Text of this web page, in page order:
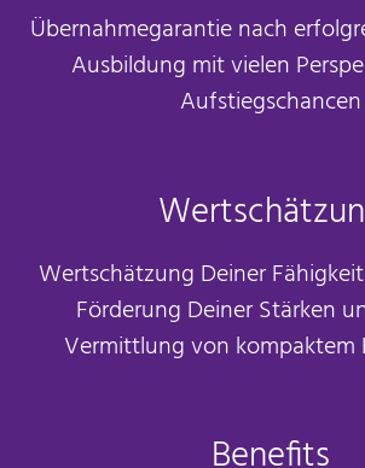
Übernahmegarantie nach
Ausbildung mit vielen
Aufstiegschancen
Wertschätzung Deiner
Förderung Deiner Stärken
Vermittlung von kompaktem
Benefits